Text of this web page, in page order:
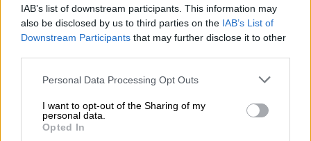
IAB’s list of downstream participants. This information may
also be disclosed by us to third parties on the IAB’s List of
Downstream Participants that may further disclose it to other
Please note that this website/app uses one or more Google
not limited to your visit or usage behaviour. You may click to
grant or deny consent to Google and its third-party tags to
use your data for below specified purposes in below Google
Personal Data Processing Opt Outs
I want to opt-out of the Sharing of my
personal data.
Opted In